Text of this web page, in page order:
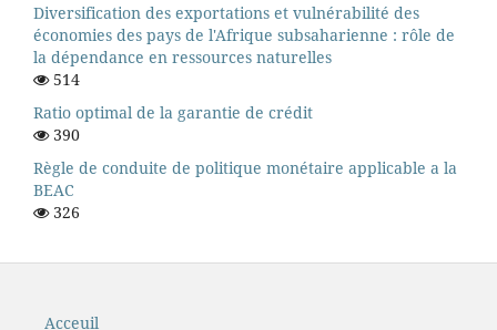
Diversification des exportations et vulnérabilité des
économies des pays de l'Afrique subsaharienne : rôle de
la dépendance en ressources naturelles
514
Ratio optimal de la garantie de crédit
390
Règle de conduite de politique monétaire applicable a la
BEAC
326
Acceuil